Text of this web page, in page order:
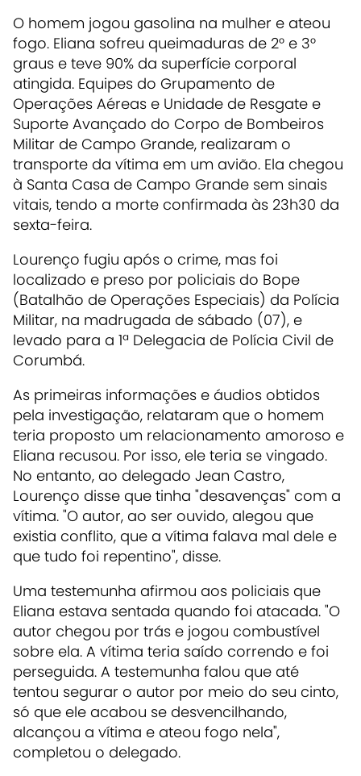
O homem jogou gasolina na mulher e ateou
fogo. Eliana sofreu queimaduras de 2° e 3°
graus e teve 90% da superfície corporal
atingida. Equipes do Grupamento de
Operações Aéreas e Unidade de Resgate e
Suporte Avançado do Corpo de Bombeiros
Militar de Campo Grande, realizaram o
transporte da vítima em um avião. Ela chegou
à Santa Casa de Campo Grande sem sinais
vitais, tendo a morte confirmada às 23h30 da
sexta-feira.
Lourenço fugiu após o crime, mas foi
localizado e preso por policiais do Bope
(Batalhão de Operações Especiais) da Polícia
Militar, na madrugada de sábado (07), e
levado para a 1ª Delegacia de Polícia Civil de
Corumbá.
As primeiras informações e áudios obtidos
pela investigação, relataram que o homem
teria proposto um relacionamento amoroso e
Eliana recusou. Por isso, ele teria se vingado.
No entanto, ao delegado Jean Castro,
Lourenço disse que tinha "desavenças" com a
vítima. "O autor, ao ser ouvido, alegou que
existia conflito, que a vítima falava mal dele e
que tudo foi repentino", disse.
Uma testemunha afirmou aos policiais que
Eliana estava sentada quando foi atacada. "O
autor chegou por trás e jogou combustível
sobre ela. A vítima teria saído correndo e foi
perseguida. A testemunha falou que até
tentou segurar o autor por meio do seu cinto,
só que ele acabou se desvencilhando,
alcançou a vítima e ateou fogo nela",
completou o delegado.